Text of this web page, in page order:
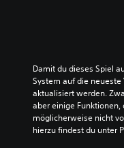
Damit du dieses Spiel
System auf die
aktualisiert werden.
aber einige Funktionen,
möglicherweise nicht
hierzu findest du unter